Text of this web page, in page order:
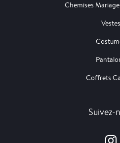
Chemises
Vestes
Coffrets
Suivez-